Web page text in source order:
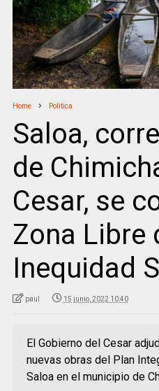
Home Politica
Saloa,
de
Cesar, se
Zona Libre
Inequidad
paul 15 junio, 2022 10:40
El Gobierno del Cesar
nuevas obras del Plan
Saloa en el municipio de